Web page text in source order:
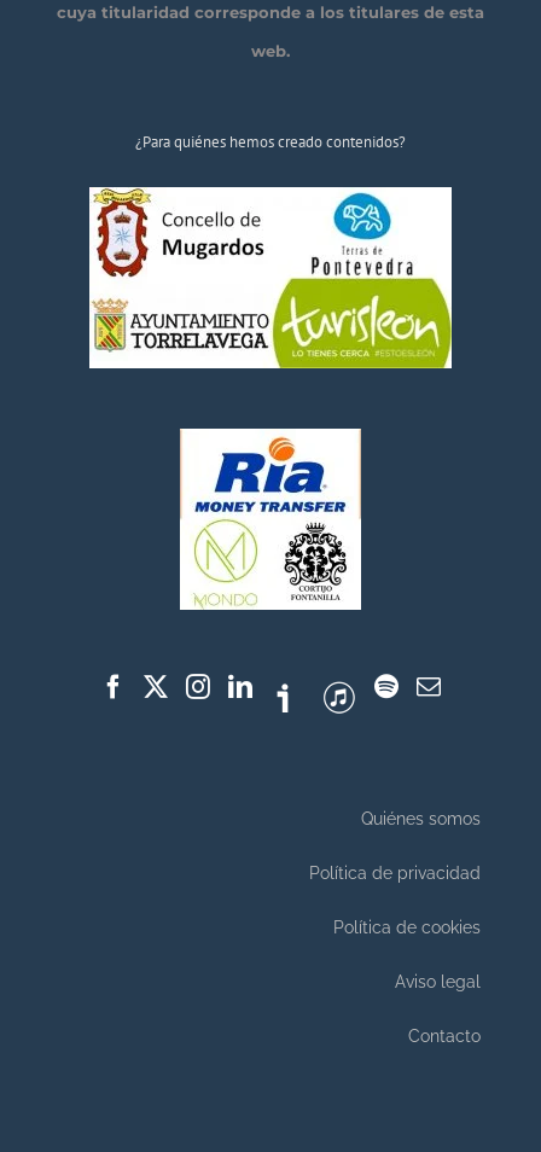
cuya titularidad corresponde a los titulares de esta
web.
¿Para quiénes hemos creado contenidos?
Quiénes somos
Política de privacidad
Política de cookies
Aviso legal
Contacto